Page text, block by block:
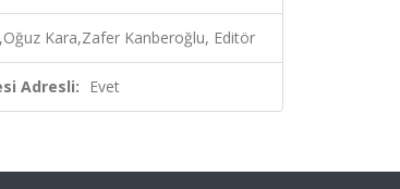
Kara,Zafer Kanberoğlu, Editör
Adresli: Evet